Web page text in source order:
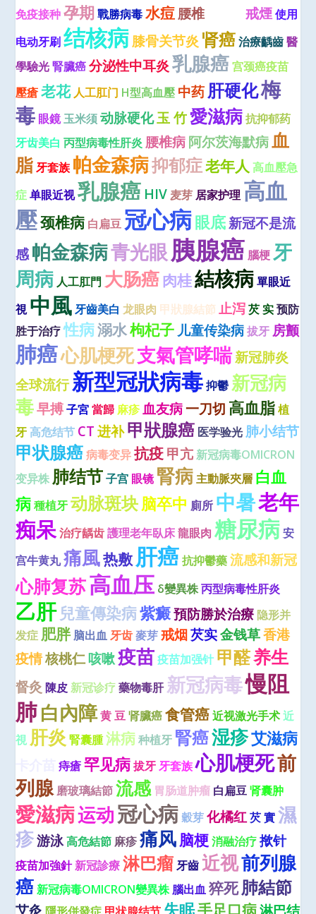
免疫接种 孕期 戰勝病毒 水痘腰椎 戒煙 使用
电动牙刷 结核病膝骨关节炎 肾癌 治療齲齒 醫
學驗光 腎臟癌 分泌性中耳炎 乳腺癌 宫颈癌疫苗
壓瘡 老花 人工肛门 H型高血壓 中药肝硬化梅
毒 眼鏡玉米须 动脉硬化玉 竹愛滋病 抗抑郁药
牙齿美白 丙型病毒性肝炎 腰椎病阿尔茨海默病 血
脂 牙套族 帕金森病抑郁症老年人 高血壓急
症 单眼近视乳腺癌 HIV 麦芽 居家护理 高血
壓颈椎病 白扁豆 冠心病眼底新冠不是流
感帕金森病青光眼胰腺癌 腦梗 牙
周病 人工肛門 大肠癌肉桂結核病 單眼近
視 中風 牙齒美白 龙眼肉 甲狀腺結節 止泻 芡 实 预防
胜于治疗 性病溺水枸杞子 儿童传染病 拔牙 房颤
肺癌心肌梗死支氣管哮喘新冠肺炎
全球流行新型冠狀病毒 抑鬱 新冠病
毒早搏 子宮 當歸 麻疹血友病一刀切 高血脂 植
牙 高危结节 CT 进补甲狀腺癌 医学验光 肺小结节
甲状腺癌 病毒变异 抗疫甲亢 新冠病毒OMICRON
变异株 肺结节 子宫 眼镜 腎病 主動脈夾層 白血
病 種植牙 动脉斑块脑卒中 廁所 中暑老年
痴呆 治疗龋齿 護理老年臥床 龍眼肉 糖尿病 安
宫牛黄丸痛風热敷 肝癌 抗抑鬱藥 流感和新冠
心肺复苏高血压 δ變異株丙型病毒性肝炎
乙肝 兒童傳染病紫癜預防勝於治療 隐形并
发症 肥胖 脑出血 牙齿 麥芽 戒烟芡实金钱草香港
疫情核桃仁咳嗽疫苗 疫苗加强针 甲醛养生
督灸 陳皮 新冠诊疗 藥物毒肝 新冠病毒慢阻
肺白內障黄 豆 肾臟癌 食管癌 近视激光手术 近
視 肝炎 腎囊腫淋病 种植牙 腎癌湿疹艾滋病
痔瘡 罕见病 拔牙 牙套族 心肌梗死前
列腺 磨玻璃結節 流感 胃肠道肿瘤 白扁豆 肾囊肿
愛滋病运动冠心病 穀芽 化橘红 芡 實 濕
疹游泳高危結節 麻疹 痛风脑梗 消融治疗 揿针
疫苗加強針新冠診療 淋巴瘤 牙齒 近视前列腺
癌 新冠病毒OMICRON變異株 腦出血 猝死肺結節
艾灸 失眠手足口病淋巴结